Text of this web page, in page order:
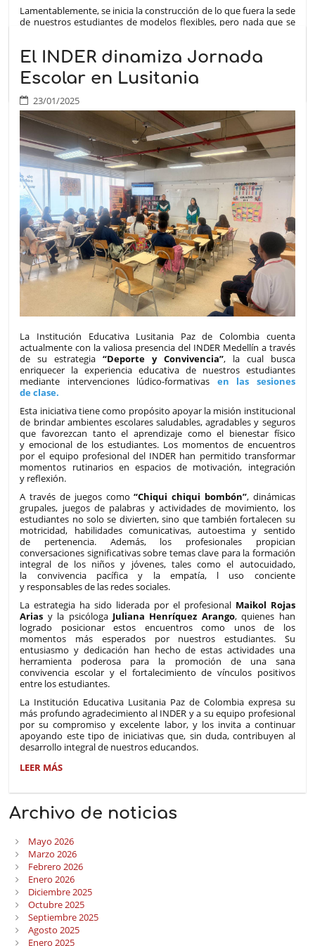
Lamentablemente, se inicia la construcción de lo que fuera la sede
de nuestros estudiantes de modelos flexibles, pero nada que se
principal, que, aunque es una construcción nueva, desde su
inauguración presenta fallas estructurales y de diseño, que hasta
el día de hoy no se han podio corregir y solucionar de fondo.
El INDER dinamiza Jornada
Escolar en Lusitania
23/01/2025
La Institución Educativa Lusitania Paz de Colombia cuenta
actualmente con la valiosa presencia del INDER Medellín a través
de su estrategia“Deporte y Convivencia”, la cual busca
enriquecer la experiencia educativa de nuestros estudiantes
mediante intervenciones lúdico-formativas en las sesiones
de clase.
Esta iniciativa tiene como propósito apoyar la misión institucional
de brindar ambientes escolares saludables, agradables y seguros
que favorezcan tanto el aprendizaje como el bienestar físico
y emocional de los estudiantes. Los momentos de encuentros
por el equipo profesional del INDER han permitido transformar
momentos rutinarios en espacios de motivación, integración
y reflexión.
A través de juegos como“Chiqui chiqui bombón”, dinámicas
grupales, juegos de palabras y actividades de movimiento, los
estudiantes no solo se divierten, sino que también fortalecen su
motricidad, habilidades comunicativas, autoestima y sentido
de pertenencia. Además, los profesionales propician
conversaciones significativas sobre temas clave para la formación
integral de los niños y jóvenes, tales como el autocuidado,
la convivencia pacífica y la empatía, l uso conciente
y responsables de las redes sociales.
La estrategia ha sido liderada por el profesional Maikol Rojas
Arias y la psicóloga Juliana Henríquez Arango, quienes han
logrado posicionar estos encuentros como unos de los
momentos más esperados por nuestros estudiantes. Su
entusiasmo y dedicación han hecho de estas actividades una
herramienta poderosa para la promoción de una sana
convivencia escolar y el fortalecimiento de vínculos positivos
entre los estudiantes.
La Institución Educativa Lusitania Paz de Colombia expresa su
más profundo agradecimiento al INDER y a su equipo profesional
por su compromiso y excelente labor, y los invita a continuar
apoyando este tipo de iniciativas que, sin duda, contribuyen al
desarrollo integral de nuestros educandos.
EL
DINAMIZA
JORNADA
ESCOLAR
LUSITANIA:
LEER MÁS
Archivo de noticias
Mayo 2026
Marzo 2026
Febrero 2026
Enero 2026
Diciembre 2025
Octubre 2025
Septiembre 2025
Agosto 2025
Enero 2025